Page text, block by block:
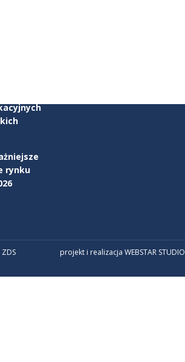
rynku
projekt i realizacja WEBSTAR STUDIO